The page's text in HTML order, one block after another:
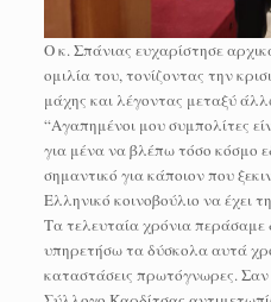
Ο κ. Σπάνιας ευχαρίστησε
ομιλία του, τονίζοντας την
μάχης και λέγοντας μεταξύ
“Αγαπημένοι μου συμπολίτες
για μένα να βλέπω τόσο κόσμο
σημαντικό για κάποιον που
Ελληνικό κοινοβούλιο να έχει
Τα τελευταία χρόνια
υπηρετήσω τα δύσκολα αυτά
καταστάσεις πρωτόγνωρες. Σαν